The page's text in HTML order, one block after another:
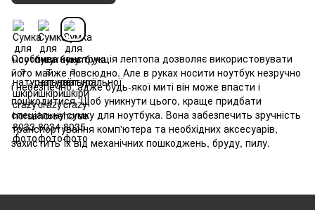
Особлива конструкція лептопа дозволяє використовувати
його майже повсюдно. Але в руках носити ноутбук незручно
і небезпечно, адже будь-якої миті він може впасти і
пошкодитися. Щоб уникнути цього, краще придбати
спеціальну сумку для ноутбука. Вона забезпечить зручність
транспортування комп'ютера та необхідних аксесуарів,
захистить їх від механічних пошкоджень, бруду, пилу.